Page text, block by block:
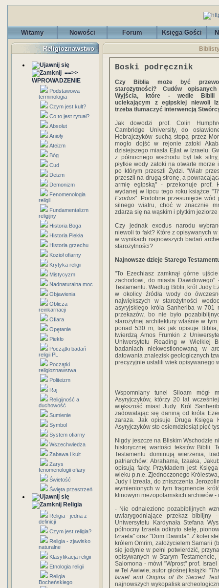
Witamy Nowości Forum Księga Gości
Religioznawstwo
==>>
WPROWADZENIE
Podstawowa
terminologia
Czym jest kult?
Co to jest rytuał?
Absolut
Anioły
Ateizm
Bóg
Cud
Deizm
Demonizm
Fenomenologia
religii
Fundamentalizm
religijny
Historia Boga
Historia Piekła
Historia grzechu
Kozioł ofiarny
Krytyka religii
Mistycyzm
Nadnaturalna moc
Objawienia
Oblicza
reinkarnacji
Ofiara
Opętanie
Piekło
Początki badań
religii PL
Początki
religioznawstwa
Politeizm
Raj
Religijność a
duchowość
Sumienie
Symbol
System ofiarny
Wszechwiedza
Zabawa i kult
Zarys
fenomenologii ofiary
Świetość
Święta przestrzeń
Religia
Religia - jedna z
definicji
Czym jest religia?
Religia - zjawisko
naturalne
Klasyfikacja religii
Etnologia religii
Religia
Bocheńskiego
Boski podręcznik
Czy Biblia może być
starożytności? Cudów
Wyjścia, które - wedle Biblii
uciekającym z egipskiej niewoli
trzeba tłumaczyć interwencją
Jak dowodzi prof. Colin
Cambridge University, do
Hebrajczyków suchą stopą przez
mogło dojść w rejonie zatoki
dzisiejszego miasta Ejlat w Izraelu.
z północnego wschodu był tak
płytkie wody zatoki na otwarte morze i
po którym przeszli Żydzi. "Wiatr
przeszli na drugą stronę, a
armię egipską" - przekonuje prof.
wydanej w lipcu tego roku książce "
Exodus". Podobne przesunięcie wód
silnego wiatru, choć w znacznie
zdarza się na wąskim i płytkim
Czy jednak exodus narodu
niewoli to fakt? Które z opisywanych
w wynikach najnowszych badań
starożytności?
Najnowsze dzieje Starego
"To Ezechiasz zamknął górne
zachodowi, do miasta
Testamentu. Według Biblii, król Judy
w okolicy źródła wody do
największych w starożytności
asyryjskiego króla Sanheriba w 701
przekazów, bo nie było
starożytnej architektury właśnie w
ponad 530 m, tak jak opisuje
twierdzą Amos Frumkin z
Uniwersytetu Reading w Wielkiej
badaniach niekwestionowaną w
datowania znalezisk geologicznych
precyzyjnie ustalili wiek opisywanego
Wspomniany tunel Siloam mógł
Asyryjczyków, którzy 20 lat
większość miast Judy. Król
zadowalając się daniną od króla
zaraza. Jak opisuje Druga Księga
Asyryjczyków sto osiemdziesiąt pięć
Nigdy jeszcze na Bliskim Wschodzie
historycznej wartości tekstów Biblii.
Testamentu dominują wierzenia,
patriarchów: Abrahama, Izaaka,
opisują fakty. Przykładem jest
wieku p.n.e. Zjednoczonego
Judy i Izreala, do zniszczenia
wymienionych w tym fragmencie
klinowym mezopotamskich archiwów -
- Nie odnaleziono pozabiblijnych
uwiarygodniające przekaz biblijny
Uniwersytetu Kardynała Stefana
północny Izraela odkryto stelę,
Izraela" oraz "Dom Dawida". Z kolei
królem Omrim, założycielem Samarii
się jedynie w pełni potwierdzić,
opisywanych w Starym
Salomona - mówi "Wprost" prof.
w Tel Awiwie, autor głośnej książki "
Israel and Origins of Its Sacred
najnowszych wykopalisk